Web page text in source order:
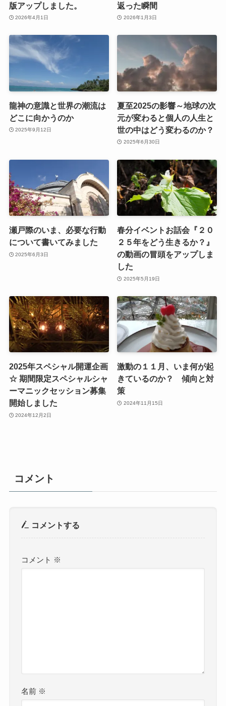
版アップしました。
2026年4月1日
返った瞬間
2026年1月3日
龍神の意識と世界の潮流は
どこに向かうのか
2025年9月12日
夏至2025の影響～地球の次
元が変わると個人の人生と
世の中はどう変わるのか？
2025年6月30日
瀬戸際のいま、必要な行動
について書いてみました
2025年6月3日
春分イベントお話会『２０
２５年をどう生きるか？』
の動画の冒頭をアップしま
した
2025年5月19日
2025年スペシャル開運企画
☆ 期間限定スペシャルシャ
ーマニックセッション募集
開始しました
2024年12月2日
激動の１１月、いま何が起
きているのか？ 傾向と対
策
2024年11月15日
コメント
コメントする
コメント ※
名前 ※